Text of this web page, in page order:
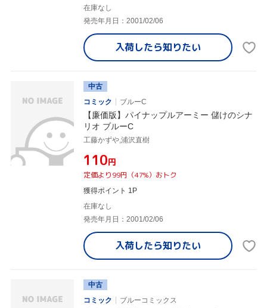
在庫なし
発売年月日：2001/02/06
入荷したら知りたい
中古
コミック
ブルーC
【廉価版】パイナップルアーミー 儲けのシナ
リオ ブルーC
工藤かずや,浦沢直樹
¥110円
定価より99円（47%）おトク
獲得ポイント 1P
在庫なし
発売年月日：2001/02/06
入荷したら知りたい
中古
コミック
ブルーコミックス